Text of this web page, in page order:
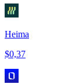
Heima
$0,37